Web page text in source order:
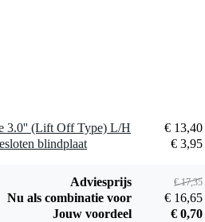
Penn Elcom
3.0'' (Lift Off Type) L/H
€ 13,40
blindplaat
€ 3,95
Adviesprijs € 17,35
Nu als combinatie voor
€ 16,65
Jouw voordeel
€ 0,70